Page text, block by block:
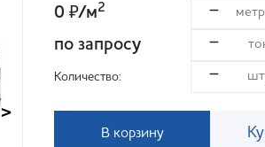
>
0 ₽/м2
по запросу
Количество:
В корзину